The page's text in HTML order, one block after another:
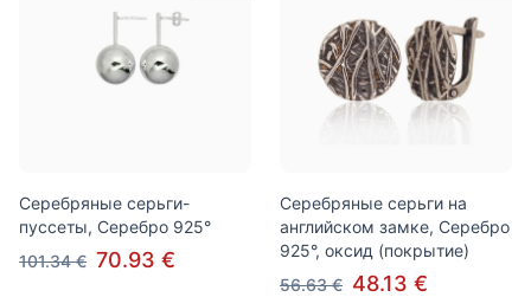
Серебряные серьги-
пуссеты, Серебро 925°
101.34 € 70.93 €
Серебряные серьги на
английском замке, Серебро
925°, оксид (покрытие)
56.63 € 48.13 €